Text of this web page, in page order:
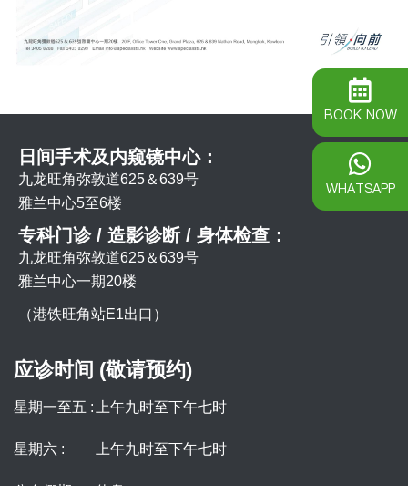
日间手术及内窥镜中心：
九龙旺角弥敦道625＆639号
雅兰中心5至6楼
专科门诊 / 造影诊断 / 身体检查：
九龙旺角弥敦道625＆639号
雅兰中心一期20楼
（港铁旺角站E1出口）
应诊时间 (敬请预约)
星期一至五 : 上午九时至下午七时
星期六 : 上午九时至下午七时
BOOK NOW
WHATSAPP